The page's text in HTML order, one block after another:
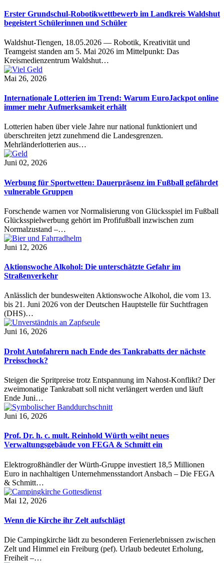
Erster Grundschul-Robotikwettbewerb im Landkreis Waldshut
begeistert Schülerinnen und Schüler
Waldshut-Tiengen, 18.05.2026 — Robotik, Kreativität und
Teamgeist standen am 5. Mai 2026 im Mittelpunkt: Das
Kreismedienzentrum Waldshut…
Mai 26, 2026
Internationale Lotterien im Trend: Warum EuroJackpot online
immer mehr Aufmerksamkeit erhält
Lotterien haben über viele Jahre nur national funktioniert und
überschreiten jetzt zunehmend die Landesgrenzen.
Mehrländerlotterien aus…
Juni 02, 2026
Werbung für Sportwetten: Dauerpräsenz im Fußball gefährdet
vulnerable Gruppen
Forschende warnen vor Normalisierung von Glücksspiel im Fußball
Glücksspielwerbung gehört im Profifußball inzwischen zum
Normalzustand –…
Juni 12, 2026
Aktionswoche Alkohol: Die unterschätzte Gefahr im
Straßenverkehr
Anlässlich der bundesweiten Aktionswoche Alkohol, die vom 13.
bis 21. Juni 2026 von der Deutschen Hauptstelle für Suchtfragen
(DHS)…
Juni 16, 2026
Droht Autofahrern nach Ende des Tankrabatts der nächste
Preisschock?
Steigen die Spritpreise trotz Entspannung im Nahost-Konflikt? Der
zweimonatige Tankrabatt soll nicht verlängert werden und läuft
Ende Juni…
Juni 16, 2026
Prof. Dr. h. c. mult. Reinhold Würth weiht neues
Verwaltungsgebäude von FEGA & Schmitt ein
Elektrogroßhändler der Würth-Gruppe investiert 18,5 Millionen
Euro in nachhaltigen Unternehmensstandort Ansbach – Die FEGA
& Schmitt…
Mai 12, 2026
Wenn die Kirche ihr Zelt aufschlägt
Die Campingkirche lädt zu besonderen Ferienerlebnissen zwischen
Zelt und Himmel ein Freiburg (pef). Urlaub bedeutet Erholung,
Freiheit –…